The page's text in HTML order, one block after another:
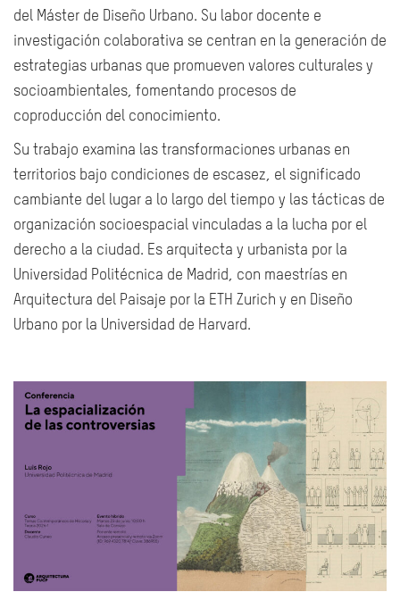
del Máster de Diseño Urbano. Su labor docente e
investigación colaborativa se centran en la generación de
estrategias urbanas que promueven valores culturales y
socioambientales, fomentando procesos de
coproducción del conocimiento.
Su trabajo examina las transformaciones urbanas en
territorios bajo condiciones de escasez, el significado
cambiante del lugar a lo largo del tiempo y las tácticas de
organización socioespacial vinculadas a la lucha por el
derecho a la ciudad. Es arquitecta y urbanista por la
Universidad Politécnica de Madrid, con maestrías en
Arquitectura del Paisaje por la ETH Zurich y en Diseño
Urbano por la Universidad de Harvard.